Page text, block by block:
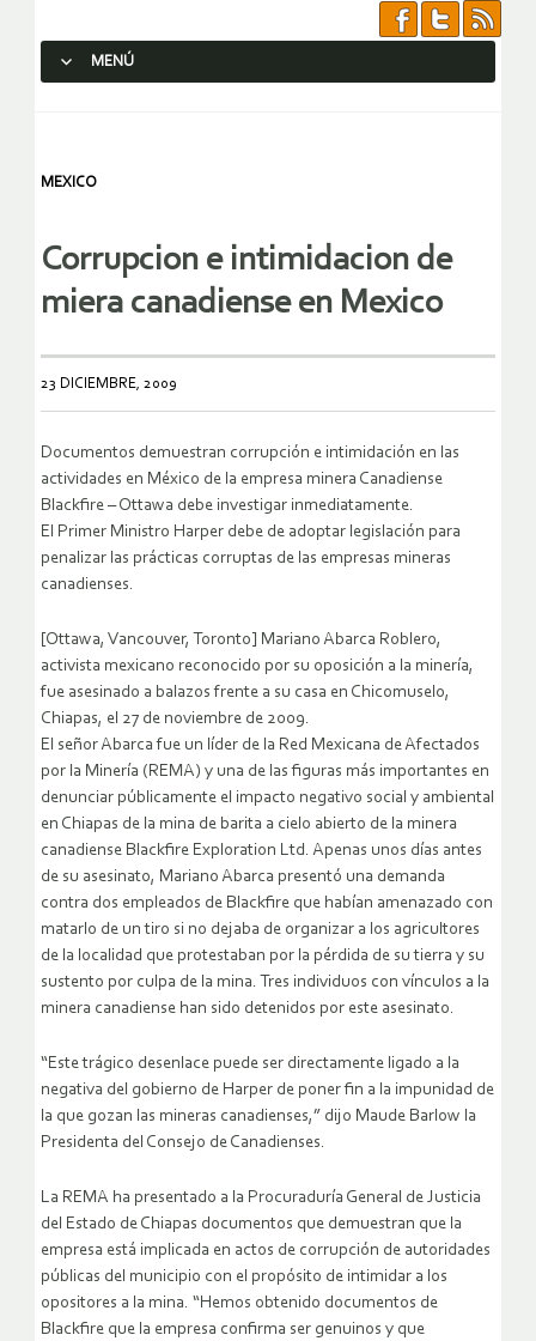
MENÚ
MEXICO
Corrupcion e intimidacion de
miera canadiense en Mexico
23 DICIEMBRE, 2009
Documentos demuestran corrupción e intimidación en las
actividades en México de la empresa minera Canadiense
Blackfire – Ottawa debe investigar inmediatamente.
El Primer Ministro Harper debe de adoptar legislación para
penalizar las prácticas corruptas de las empresas mineras
canadienses.
[Ottawa, Vancouver, Toronto] Mariano Abarca Roblero,
activista mexicano reconocido por su oposición a la minería,
fue asesinado a balazos frente a su casa en Chicomuselo,
Chiapas, el 27 de noviembre de 2009.
El señor Abarca fue un líder de la Red Mexicana de Afectados
por la Minería (REMA) y una de las figuras más importantes en
denunciar públicamente el impacto negativo social y ambiental
en Chiapas de la mina de barita a cielo abierto de la minera
canadiense Blackfire Exploration Ltd. Apenas unos días antes
de su asesinato, Mariano Abarca presentó una demanda
contra dos empleados de Blackfire que habían amenazado con
matarlo de un tiro si no dejaba de organizar a los agricultores
de la localidad que protestaban por la pérdida de su tierra y su
sustento por culpa de la mina. Tres individuos con vínculos a la
minera canadiense han sido detenidos por este asesinato.
“Este trágico desenlace puede ser directamente ligado a la
negativa del gobierno de Harper de poner fin a la impunidad de
la que gozan las mineras canadienses,” dijo Maude Barlow la
Presidenta del Consejo de Canadienses.
La REMA ha presentado a la Procuraduría General de Justicia
del Estado de Chiapas documentos que demuestran que la
empresa está implicada en actos de corrupción de autoridades
públicas del municipio con el propósito de intimidar a los
opositores a la mina. “Hemos obtenido documentos de
Blackfire que la empresa confirma ser genuinos y que